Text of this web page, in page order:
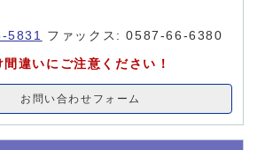
5831 ファックス: 0587-66-6380
違いにご注意ください！
お問い合わせフォーム